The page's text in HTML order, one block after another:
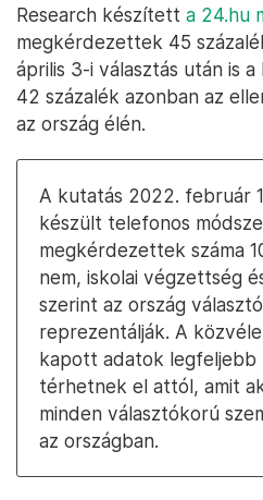
Research készített a 24.hu
megkérdezettek 45
április 3-i választás után is
42 százalék azonban az
az ország élén.
A kutatás 2022. február
készült telefonos
megkérdezettek száma
nem, iskolai végzettség
szerint az ország
reprezentálják. A
kapott adatok legfeljebb
térhetnek el attól, amit
minden választókorú
az országban.